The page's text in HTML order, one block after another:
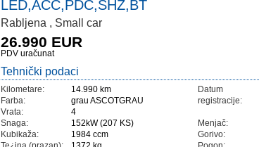
LED,ACC,PDC,SHZ,BT
Rabljena , Small car
26.990 EUR
PDV uračunat
Tehnički podaci
Kilometare:
14.990 km
Farba:
grau ASCOTGRAU
Vrata:
4
Snaga:
152kW (207 KS)
Kubikaža:
1984 ccm
Datum
registracije:
Menjač:
Gorivo: